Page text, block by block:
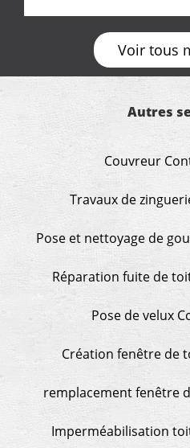
œuvre sans besoin d'y
Voir tous
Autres
Couvreur
Travaux de
Pose et nettoyage de
Réparation fuite de
Pose de velux
Création fenêtre de
remplacement fenêtre
Imperméabilisation